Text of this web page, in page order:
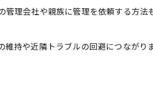
岡崎市空き家補助金の最新情報と
空家管理愛知県岡崎市での補助金
理会社や親族に管理を依頼する方
持や近隣トラブルの回避につなが